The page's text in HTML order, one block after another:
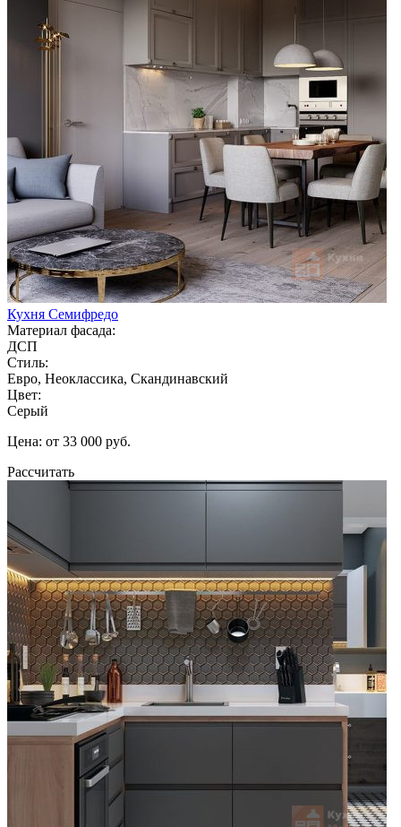
Кухня Семифредо
Материал фасада:
ДСП
Стиль:
Евро, Неоклассика, Скандинавский
Цвет:
Серый
Цена: от 33 000 руб.
Рассчитать